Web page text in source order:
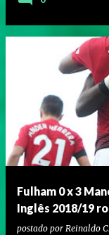
Fulham 0 x 3
Inglês 2018/19
postado por Reinaldo